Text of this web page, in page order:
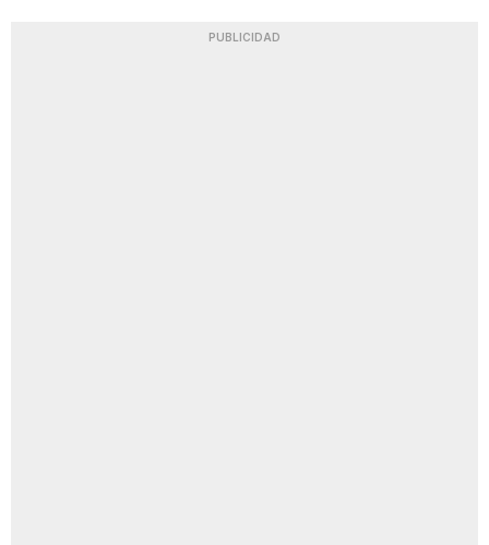
PUBLICIDAD